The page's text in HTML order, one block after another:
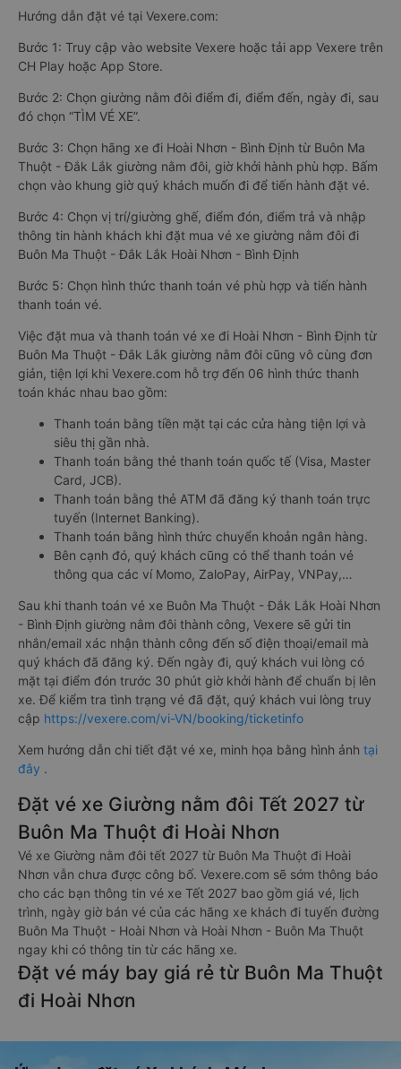
Hướng dẫn đặt vé tại Vexere.com:
Bước 1: Truy cập vào website Vexere hoặc tải app Vexere trên
CH Play hoặc App Store.
Bước 2: Chọn giường nằm đôi điểm đi, điểm đến, ngày đi, sau
đó chọn “TÌM VÉ XE”.
Bước 3: Chọn hãng xe đi Hoài Nhơn - Bình Định từ Buôn Ma
Thuột - Đắk Lắk giường nằm đôi, giờ khởi hành phù hợp. Bấm
chọn vào khung giờ quý khách muốn đi để tiến hành đặt vé.
Bước 4: Chọn vị trí/giường ghế, điểm đón, điểm trả và nhập
thông tin hành khách khi đặt mua vé xe giường nằm đôi đi
Buôn Ma Thuột - Đắk Lắk Hoài Nhơn - Bình Định
Bước 5: Chọn hình thức thanh toán vé phù hợp và tiến hành
thanh toán vé.
Việc đặt mua và thanh toán vé xe đi Hoài Nhơn - Bình Định từ
Buôn Ma Thuột - Đắk Lắk giường nằm đôi cũng vô cùng đơn
giản, tiện lợi khi Vexere.com hỗ trợ đến 06 hình thức thanh
toán khác nhau bao gồm:
Thanh toán bằng tiền mặt tại các cửa hàng tiện lợi và
siêu thị gần nhà.
Thanh toán bằng thẻ thanh toán quốc tế (Visa, Master
Card, JCB).
Thanh toán bằng thẻ ATM đã đăng ký thanh toán trực
tuyến (Internet Banking).
Thanh toán bằng hình thức chuyển khoản ngân hàng.
Bên cạnh đó, quý khách cũng có thể thanh toán vé
thông qua các ví Momo, ZaloPay, AirPay, VNPay,…
Sau khi thanh toán vé xe Buôn Ma Thuột - Đắk Lắk Hoài Nhơn
- Bình Định giường nằm đôi thành công, Vexere sẽ gửi tin
nhắn/email xác nhận thành công đến số điện thoại/email mà
quý khách đã đăng ký. Đến ngày đi, quý khách vui lòng có
mặt tại điểm đón trước 30 phút giờ khởi hành để chuẩn bị lên
xe. Để kiểm tra tình trạng vé đã đặt, quý khách vui lòng truy
cập https://vexere.com/vi-VN/booking/ticketinfo
Xem hướng dẫn chi tiết đặt vé xe, minh họa bằng hình ảnh tại
đây .
Đặt vé xe Giường nằm đôi Tết 2027 từ
Buôn Ma Thuột đi Hoài Nhơn
Vé xe Giường nằm đôi tết 2027 từ Buôn Ma Thuột đi Hoài
Nhơn vẫn chưa được công bố. Vexere.com sẽ sớm thông báo
cho các bạn thông tin vé xe Tết 2027 bao gồm giá vé, lịch
trình, ngày giờ bán vé của các hãng xe khách đi tuyến đường
Buôn Ma Thuột - Hoài Nhơn và Hoài Nhơn - Buôn Ma Thuột
ngay khi có thông tin từ các hãng xe.
Đặt vé máy bay giá rẻ từ Buôn Ma Thuột
đi Hoài Nhơn